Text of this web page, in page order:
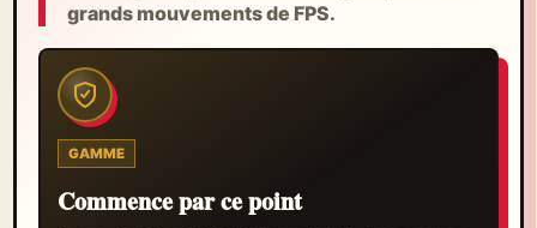
grands mouvements de FPS.
GAMME
Commence par ce point